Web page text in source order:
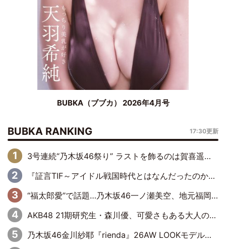
BUBKA（ブブカ） 2026年4月号
BUBKA RANKING 17:30更新
3号連続“乃木坂46祭り” ラストを飾るのは賀喜遥香…5年ぶりの登場に「5年分大人になった私を見ていただけたら」
『証言TIF～アイドル戦国時代とはなんだったのか～』第6回：でんぱ組.inc・古川未鈴×相沢梨紗「『ハロプロやりたかったな』って言ったら、夢眠ねむさんに『てめえはでんぱ組．incなんだよ！』って肩パンされて(笑)」
“福太郎愛”で話題…乃木坂46一ノ瀬美空、地元福岡『めんべい25周年トップサポーター』に就任
AKB48 21期研究生・森川優、可愛さもある大人の女性に
乃木坂46金川紗耶『rienda』26AW LOOKモデルに就任